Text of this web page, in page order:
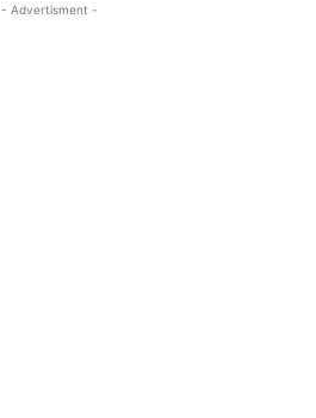
- Advertisment -